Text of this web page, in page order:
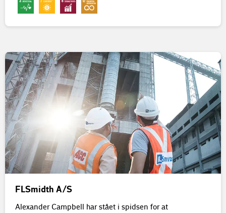
FLSmidth A/S
Alexander Campbell har stået i spidsen for at